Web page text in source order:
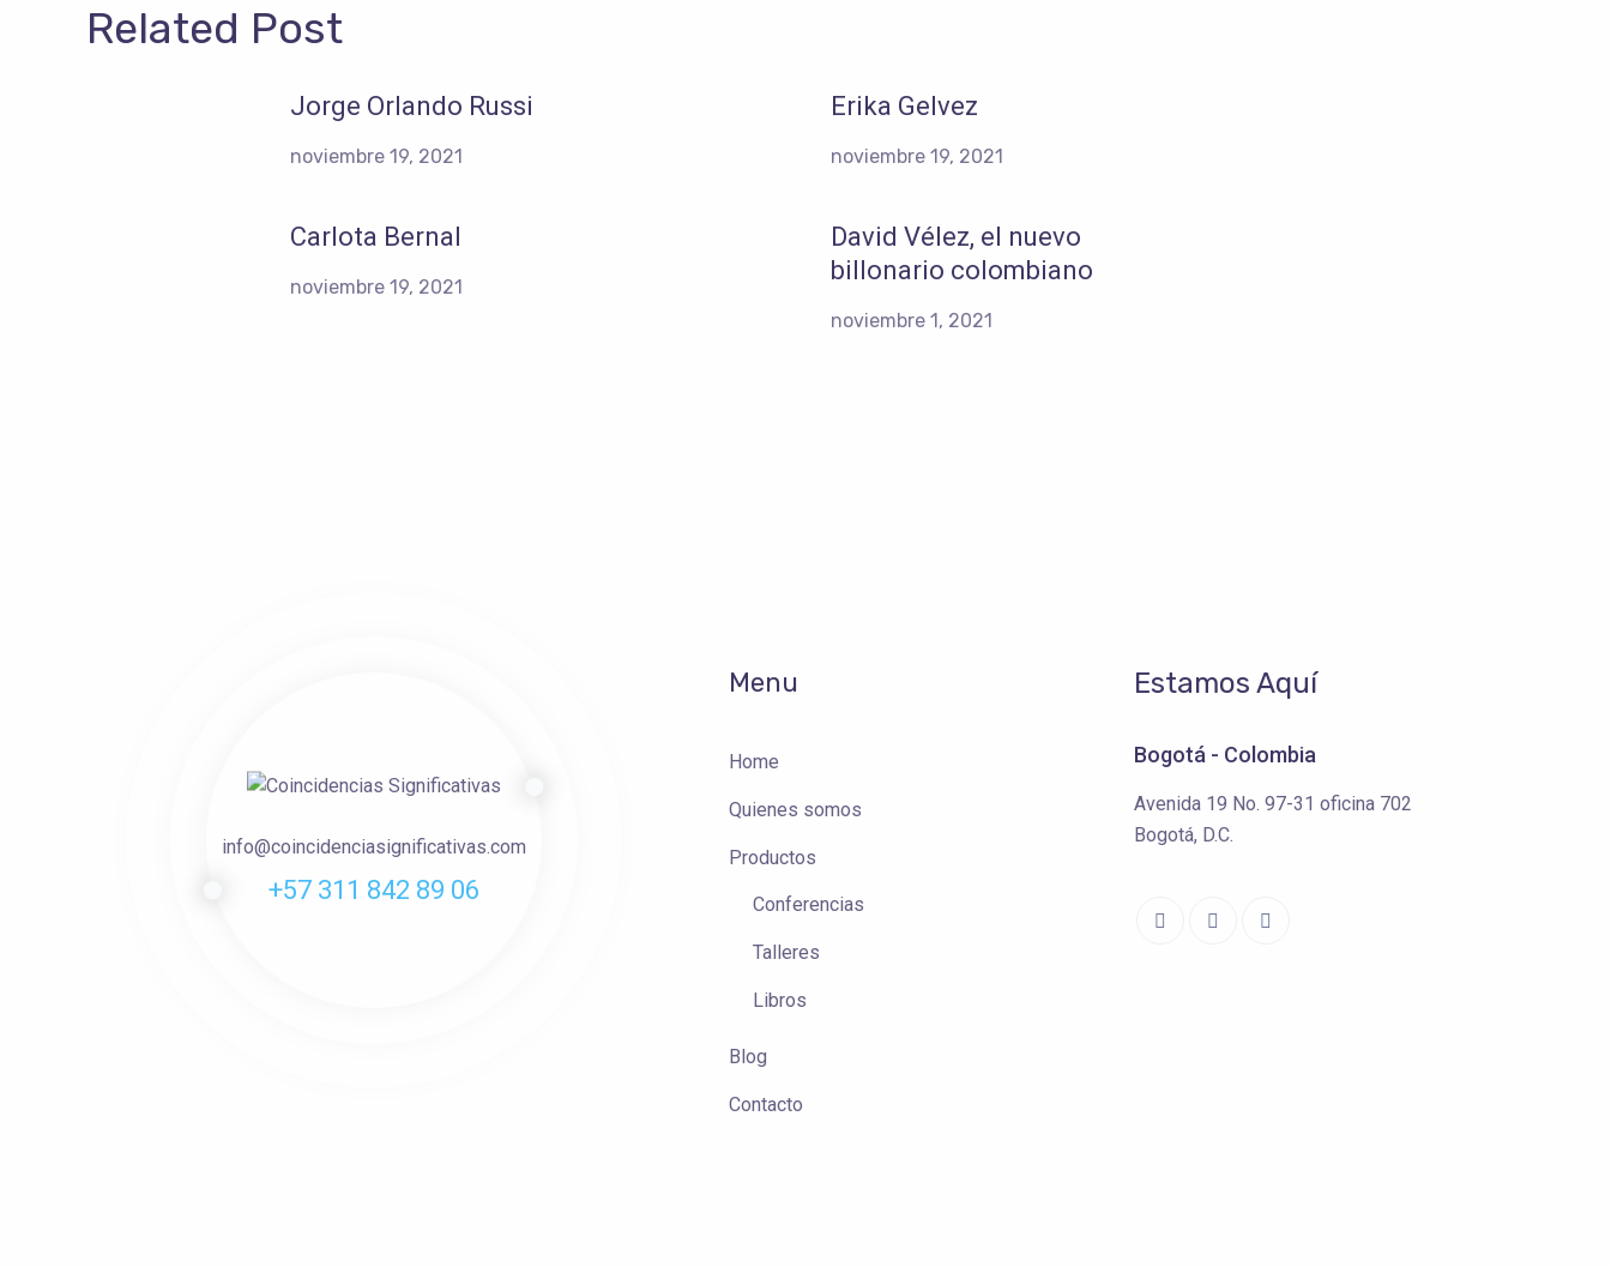
Related Post
Jorge Orlando Russi
noviembre 19, 2021
Erika Gelvez
noviembre 19, 2021
Carlota Bernal
noviembre 19, 2021
David Vélez, el nuevo
billonario colombiano
noviembre 1, 2021
info@coincidenciasignificativas.com
+57 311 842 89 06
Menu
Home
Quienes somos
Productos
Conferencias
Talleres
Libros
Blog
Contacto
Estamos Aquí
Bogotá - Colombia
Avenida 19 No. 97-31 oficina 702
Bogotá, D.C.